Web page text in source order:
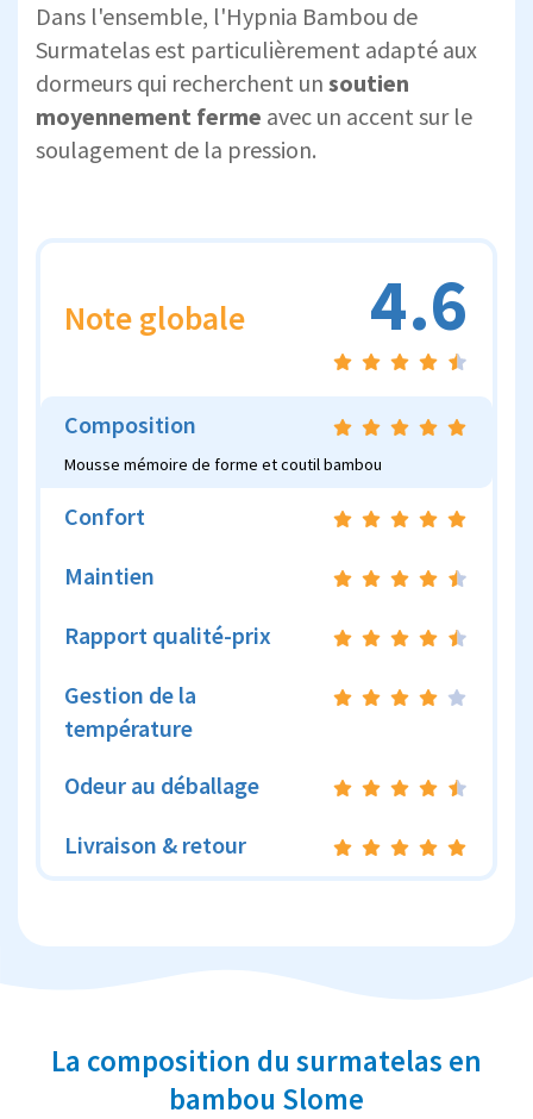
Dans l'ensemble, l'Hypnia Bambou de
Surmatelas est particulièrement adapté aux
dormeurs qui recherchent un soutien
moyennement ferme avec un accent sur le
soulagement de la pression.
Note globale 4.6
Composition
Mousse mémoire de forme et coutil bambou
Confort
Maintien
Rapport qualité-prix
Gestion de la
température
Odeur au déballage
Livraison & retour
La composition du surmatelas en
bambou Slome